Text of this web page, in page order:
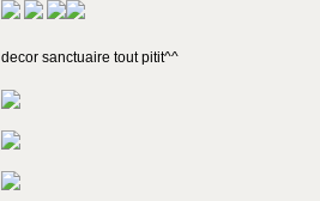
decor sanctuaire tout pitit^^